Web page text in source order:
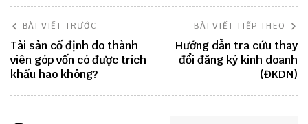
BÀI VIẾT TRƯỚC
Tài sản cố định do thành
viên góp vốn có được trích
khấu hao không?
BÀI VIẾT TIẾP THEO
Hướng dẫn tra cứu thay
đổi đăng ký kinh doanh
(ĐKDN)